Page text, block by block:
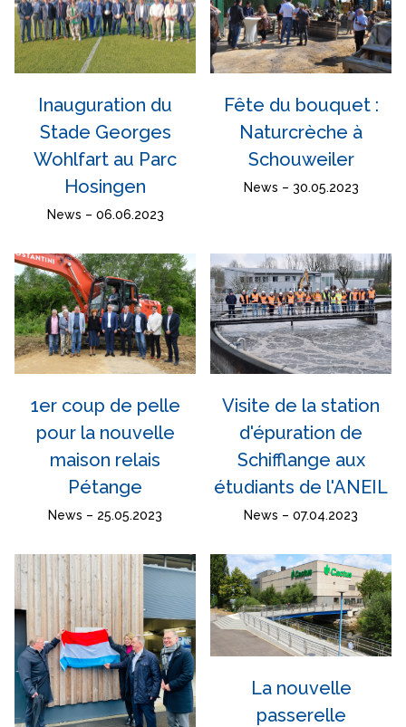
Inauguration du
Stade Georges
Wohlfart au Parc
Hosingen
News – 06.06.2023
Fête du bouquet :
Naturcrèche à
Schouweiler
News – 30.05.2023
1er coup de pelle
pour la nouvelle
maison relais
Pétange
News – 25.05.2023
Visite de la station
d'épuration de
Schifflange aux
étudiants de l'ANEIL
News – 07.04.2023
La nouvelle
passerelle